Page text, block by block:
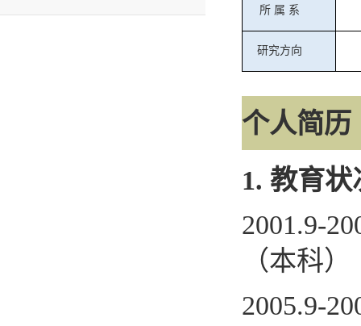
所 属 系
研究方向
个人简历
1. 教育状
2001.9-
（本科）
2005.9-